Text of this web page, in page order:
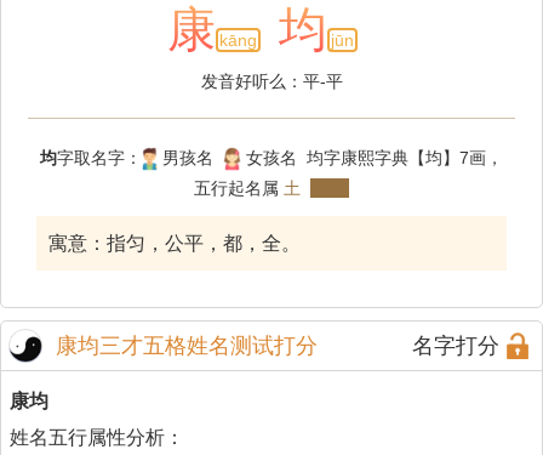
康 kāng 均 jūn
发音好听么：平-平
均字取名字： 男孩名
女孩名 均字康熙字典【均】7画，
五行起名属 土
寓意：指匀，公平，都，全。
康均三才五格姓名测试打分 名字打分
康均
姓名五行属性分析：